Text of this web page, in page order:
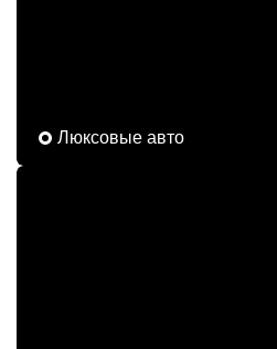
Люксовые авто